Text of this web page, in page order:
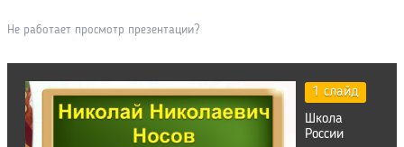
Не работает просмотр презентации?
1 слайд
Школа
России